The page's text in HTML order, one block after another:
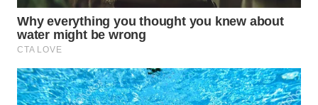
WAHANA
KONSUMEN
LISTRIK